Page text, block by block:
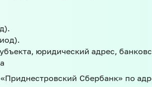
юридический адрес,
Сбербанк» по